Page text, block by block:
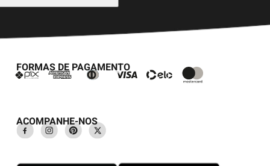
FORMAS DE PAGAMENTO
ACOMPANHE-NOS